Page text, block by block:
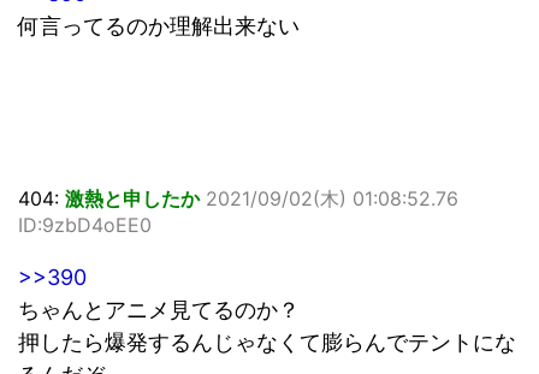
何言ってるのか理解出来ない
404: 激熱と申したか 2021/09/02(木) 01:08:52.76
ID:9zbD4oEE0
>>390
ちゃんとアニメ見てるのか？
押したら爆発するんじゃなくて膨らんでテントにな